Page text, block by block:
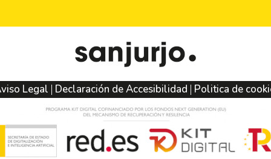
Legal Declaración de Accesibilidad Politica de